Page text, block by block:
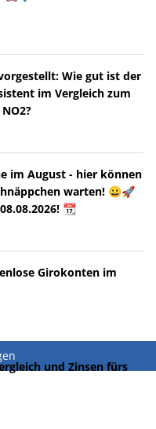
Wie gut ist der
im Vergleich zum
im August - hier können
warten! 😀🚀
📆
Girokonten im
und Zinsen fürs